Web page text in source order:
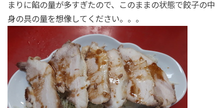
まりに餡の量が多すぎたので、このままの状態で餃子の中
身の具の量を想像してください。。。